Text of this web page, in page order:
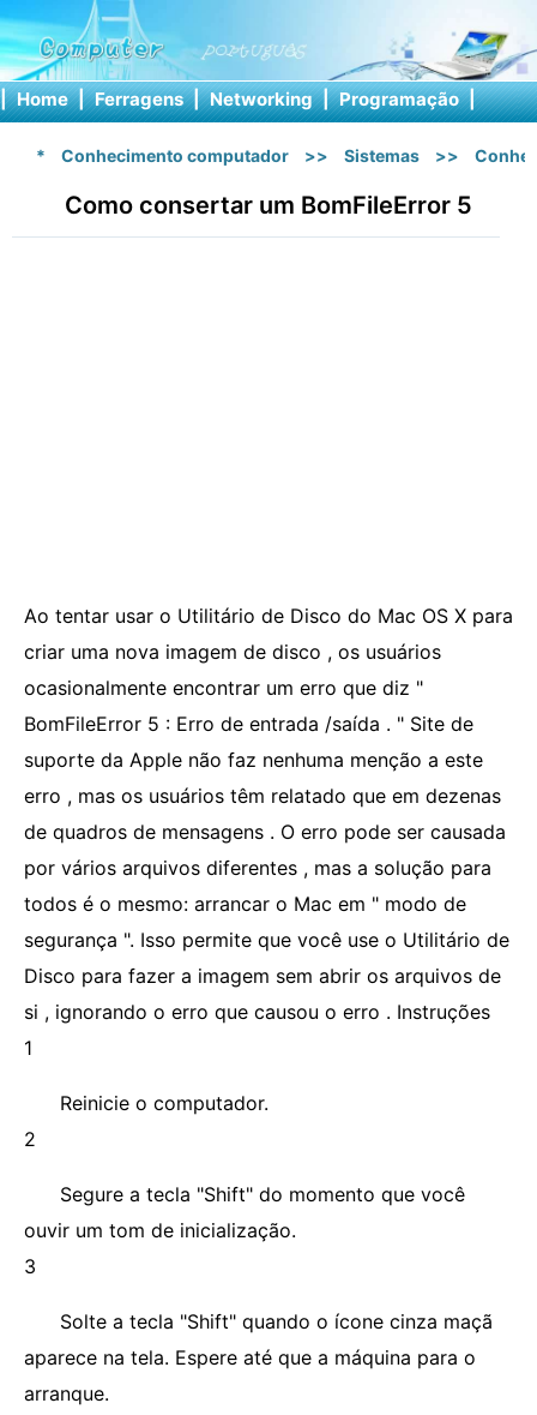
| Home | Ferragens | Networking | Programação |
* Conhecimento computador >> Sistemas >>
Como consertar um BomFileError 5
Ao tentar usar o Utilitário de Disco do Mac OS X para
criar uma nova imagem de disco , os usuários
ocasionalmente encontrar um erro que diz "
BomFileError 5 : Erro de entrada /saída . " Site de
suporte da Apple não faz nenhuma menção a este
erro , mas os usuários têm relatado que em dezenas
de quadros de mensagens . O erro pode ser causada
por vários arquivos diferentes , mas a solução para
todos é o mesmo: arrancar o Mac em " modo de
segurança ". Isso permite que você use o Utilitário de
Disco para fazer a imagem sem abrir os arquivos de
si , ignorando o erro que causou o erro . Instruções
1
Reinicie o computador.
2
Segure a tecla "Shift" do momento que você
ouvir um tom de inicialização.
3
Solte a tecla "Shift" quando o ícone cinza maçã
aparece na tela. Espere até que a máquina para o
arranque.